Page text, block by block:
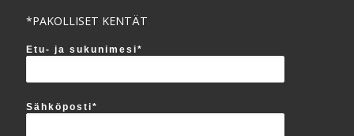
*PAKOLLISET KENTÄT
Etu- ja sukunimesi*
Sähköposti*